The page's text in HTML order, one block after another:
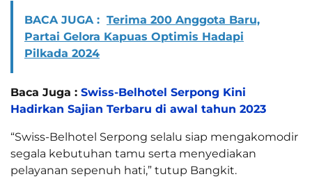
BACA JUGA : Terima 200 Anggota Baru,
Partai Gelora Kapuas Optimis Hadapi
Pilkada 2024
Baca Juga : Swiss-Belhotel Serpong Kini
Hadirkan Sajian Terbaru di awal tahun 2023
“Swiss-Belhotel Serpong selalu siap mengakomodir
segala kebutuhan tamu serta menyediakan
pelayanan sepenuh hati,” tutup Bangkit.